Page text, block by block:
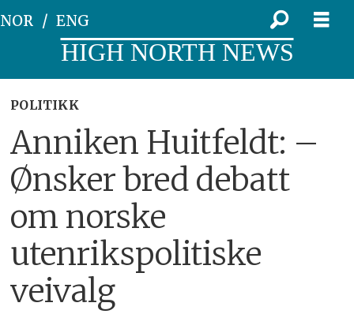
NOR ENG
HIGH NORTH NEWS
POLITIKK
Anniken Huitfeldt: –
Ønsker bred debatt
om norske
utenrikspolitiske
veivalg